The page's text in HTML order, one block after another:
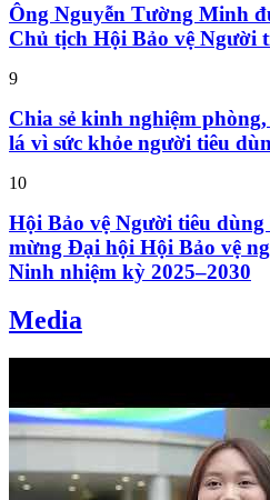
Ông Nguyễn Tường Minh
Chủ tịch Hội Bảo vệ Người
9
Chia sẻ kinh nghiệm
lá vì sức khỏe người tiêu
10
Hội Bảo vệ Người tiêu
mừng Đại hội Hội Bảo vệ
Ninh nhiệm kỳ 2025–2030
Media